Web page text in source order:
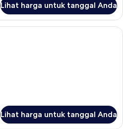
Lihat harga untuk tanggal Anda
Suite Eksekutif | Seprai antialergi,
Lihat harga untuk tanggal Anda